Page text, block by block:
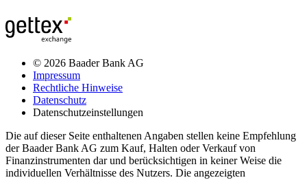
© 2026 Baader Bank AG
Impressum
Rechtliche Hinweise
Datenschutz
Datenschutzeinstellungen
Die auf dieser Seite enthaltenen Angaben stellen keine Empfehlung
der Baader Bank AG zum Kauf, Halten oder Verkauf von
Finanzinstrumenten dar und berücksichtigen in keiner Weise die
individuellen Verhältnisse des Nutzers. Die angezeigten